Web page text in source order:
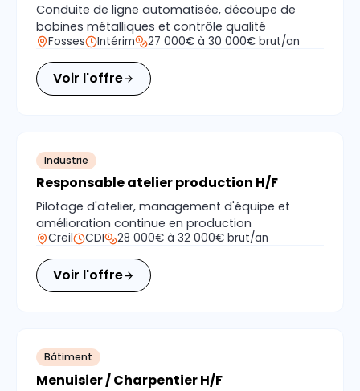
Conduite de ligne automatisée, découpe de
bobines métalliques et contrôle qualité
Fosses Intérim 27 000€ à 30 000€ brut/an
Voir l'offre
Industrie
Responsable atelier production H/F
Pilotage d'atelier, management d'équipe et
amélioration continue en production
Creil CDI 28 000€ à 32 000€ brut/an
Voir l'offre
Bâtiment
Menuisier / Charpentier H/F